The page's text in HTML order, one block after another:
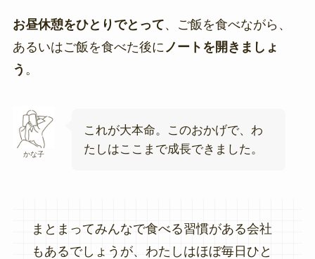
お昼休憩をひとりでとって、ご飯を食べながら、
あるいはご飯を食べた後にノートを開きましょ
う 。
かな子
これが大本命。このおかげで、わ
たしはここまで成長できました。
まとまってみんなで食べる習慣がある会社
もあるでしょうが、わたしはほぼ毎日ひと